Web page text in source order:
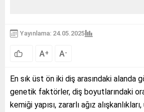
Yayınlama: 24.05.2025
A+ A-
En sık üst ön iki diş arasındaki alanda
genetik faktörler, diş boyutlarındaki
kemiği yapısı, zararlı ağız